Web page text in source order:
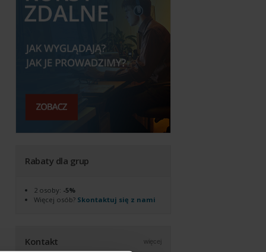
Rabaty dla grup
2 osoby: -5%
Więcej osób? Skontaktuj się z nami
Kontakt więcej